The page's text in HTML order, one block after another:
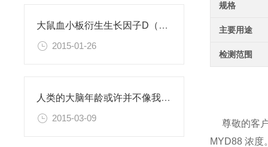
大鼠血小板衍生生长因子D（PDGFD）ELISA试剂盒
2015-01-26
人类的大脑年龄或许并不像我们此前认为的那样
2015-03-09
规格
主要用途
检测范围
尊敬的客
MYD88 浓度